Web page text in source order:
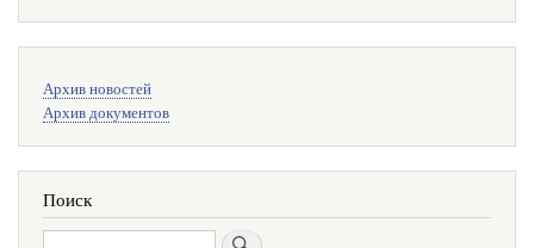
поиска
Архив новостей
Архив документов
Поиск
Поиск